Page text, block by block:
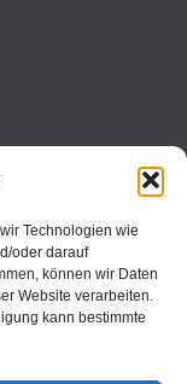
Technologien wie
oder darauf
können wir Daten
Website verarbeiten.
kann bestimmte